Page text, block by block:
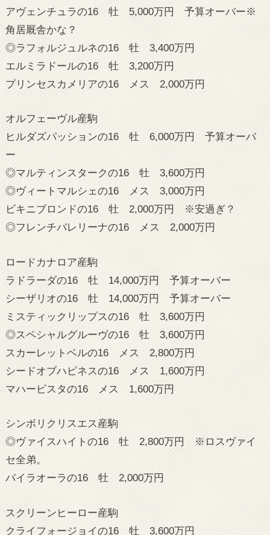
アヴェンチュラの16 牡 5,000万円 予算オーバー※
角居厩舎かな？
◎ラフォルジュルネの16 牡 3,400万円
エルミラドールの16 牡 3,200万円
プリンセスカメリアの16 メス 2,000万円
オルフェーヴル産駒
ヒルダズパッションの16 牡 6,000万円 予算オーバ
ー
◎マルティンスタークの16 牡 3,600万円
◎ヴィートマルシェの16 メス 3,000万円
ビキニブロンドの16 牡 2,000万円 ※安過ぎ？
◎フレンチバレリーナの16 メス 2,000万円
ロードカナロア産駒
ラドラーダの16 牡 14,000万円 予算オーバー
シーザリオの16 牡 14,000万円 予算オーバー
ミスティックリップスの16 牡 3,600万円
◎スペシャルグルーヴの16 牡 3,600万円
スカーレットベルの16 メス 2,800万円
シードオブハピネスの16 メス 1,600万円
マハービスタの16 メス 1,600万円
シンボリクリスエス産駒
◎ヴァイスハイトの16 牡 2,800万円 ※ロスヴァイ
セ全弟。
バイラオーラの16 牡 2,000万円
スクリーンヒーロー産駒
クライフォージョイの16 牡 3,600万円